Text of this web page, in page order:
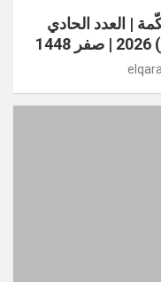
| العدد الحادي